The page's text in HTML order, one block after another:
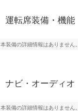
運転席装備・機能
本装備の詳細情報はありません。
ナビ・オーディオ
本装備の詳細情報はありません。